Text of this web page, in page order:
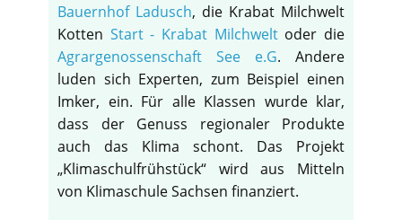
Bauernhof Ladusch, die Krabat Milchwelt
Kotten Start - Krabat Milchweltoder die
Agrargenossenschaft See e.G. Andere
luden sich Experten, zum Beispiel einen
Imker, ein. Für alle Klassen wurde klar,
dass der Genuss regionaler Produkte
auch das Klima schont. Das Projekt
„Klimaschulfrühstück“ wird aus Mitteln
von Klimaschule Sachsen finanziert.